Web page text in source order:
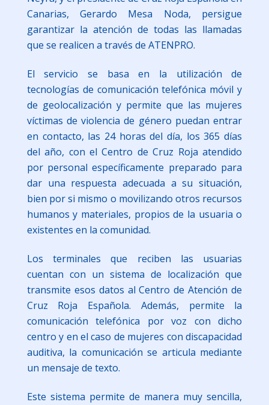
Canarias, Gerardo Mesa Noda, persigue
garantizar la atención de todas las llamadas
que se realicen a través de ATENPRO.
El servicio se basa en la utilización de
tecnologías de comunicación telefónica móvil y
de geolocalización y permite que las mujeres
víctimas de violencia de género puedan entrar
en contacto, las 24 horas del día, los 365 días
del año, con el Centro de Cruz Roja atendido
por personal específicamente preparado para
dar una respuesta adecuada a su situación,
bien por si mismo o movilizando otros recursos
humanos y materiales, propios de la usuaria o
existentes en la comunidad.
Los terminales que reciben las usuarias
cuentan con un sistema de localización que
transmite esos datos al Centro de Atención de
Cruz Roja Española. Además, permite la
comunicación telefónica por voz con dicho
centro y en el caso de mujeres con discapacidad
auditiva, la comunicación se articula mediante
un mensaje de texto.
Este sistema permite de manera muy sencilla,